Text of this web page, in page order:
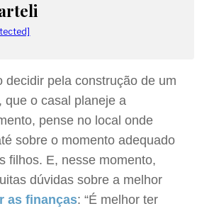
decidir pela construção de um
que o casal planeje a
pense no local onde
sobre o momento adequado
filhos. E, nesse momento,
dúvidas sobre a melhor
as finanças: “É melhor ter